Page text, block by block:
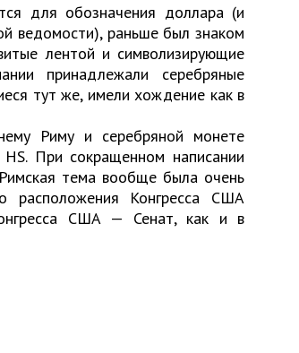
для обозначения доллара (и
ведомости), раньше был знаком
лентой и символизирующие
принадлежали серебряные
тут же, имели хождение как в
Риму и серебряной монете
HS. При сокращенном написании
тема вообще была очень
расположения Конгресса США
США — Сенат, как и в